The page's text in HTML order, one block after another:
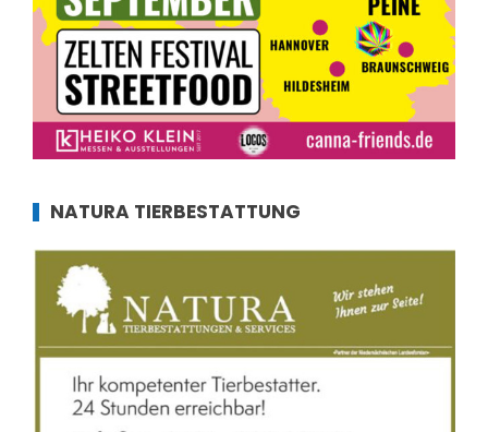
NATURA TIERBESTATTUNG